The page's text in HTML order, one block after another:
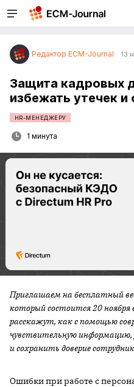
Редактор ECM-Journal 13
Защита кадровых
избежать утечек
HR-МЕНЕДЖЕРУ
1 минута
Приглашаем на бесплатный
который состоится 20
расскажут, как с помощью
чувствительную информацию,
и сохранить доверие
Ошибки при работе с